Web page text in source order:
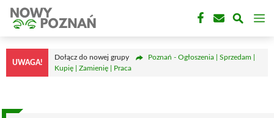
Przejdź
treści
UWAGA!
Dołącz do nowej grupy
Poznań - Ogłoszenia | Sprzedam |
Kupię | Zamienię | Praca